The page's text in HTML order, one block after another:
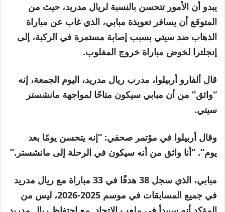
يبدو أن الأمور تتحسن بالنسبة لريال مدريد، حيث من
المتوقع أن يسافر تعويذة مبابي، الذي غاب عن مباراة
الذهاب ضد سيتي بسبب إصابة مستمرة في الركبة، إلى
إنجلترا لخوض مباراة خروج المغلوب.
قال ألفارو أربيلوا، مدرب ريال مدريد، اليوم الجمعة، إنه
“واثق” من أن مبابي سيكون متاحًا لمواجهة مانشستر
سيتي.
وقال أربيلوا في مؤتمر صحفي: “إنه يتحسن يومًا بعد
يوم”. “أنا واثق من أنه سيكون في الرحلة إلى مانشستر.”
مبابي، الذي سجل 38 هدفًا في 33 مباراة مع ريال مدريد
في جميع المسابقات في موسم 2025-2026، ليس من